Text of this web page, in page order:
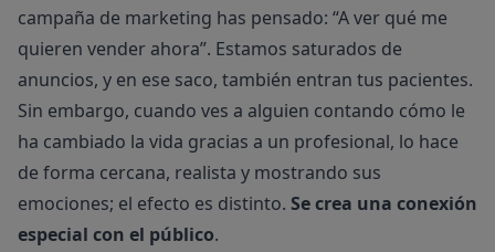
campaña de marketing has pensado: “A ver qué me
quieren vender ahora”. Estamos saturados de
anuncios, y en ese saco, también entran tus pacientes.
Sin embargo, cuando ves a alguien contando cómo le
ha cambiado la vida gracias a un profesional, lo hace
de forma cercana, realista y mostrando sus
emociones; el efecto es distinto. Se crea una conexión
especial con el público.